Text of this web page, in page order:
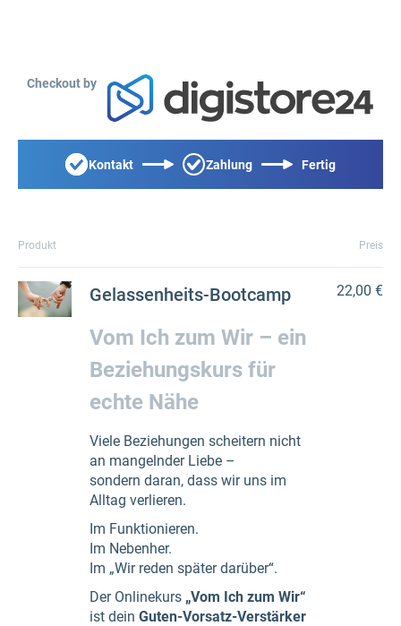
Checkout by
Kontakt Zahlung Fertig
Produkt Preis
Gelassenheits-Bootcamp
Vom Ich zum Wir – ein
Beziehungskurs für
echte Nähe
Viele Beziehungen scheitern nicht
an mangelnder Liebe –
sondern daran, dass wir uns im
Alltag verlieren.
Im Funktionieren.
Im Nebenher.
Im „Wir reden später darüber“.
Der Onlinekurs „Vom Ich zum Wir“
ist dein Guten-Vorsatz-Verstärker
22,00 €